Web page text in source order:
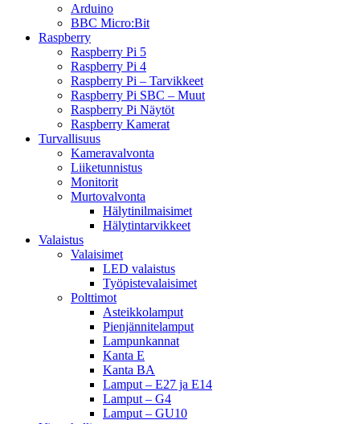
Arduino
BBC Micro:Bit
Raspberry
Raspberry Pi 5
Raspberry Pi 4
Raspberry Pi – Tarvikkeet
Raspberry Pi SBC – Muut
Raspberry Pi Näytöt
Raspberry Kamerat
Turvallisuus
Kameravalvonta
Liiketunnistus
Monitorit
Murtovalvonta
Hälytinilmaisimet
Hälytintarvikkeet
Valaistus
Valaisimet
LED valaistus
Työpistevalaisimet
Polttimot
Asteikkolamput
Pienjännitelamput
Lampunkannat
Kanta E
Kanta BA
Lamput – E27 ja E14
Lamput – G4
Lamput – GU10